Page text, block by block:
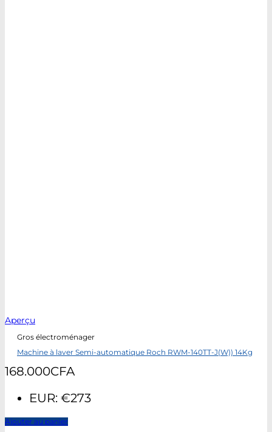
Aperçu
Gros électroménager
Machine à laver Semi-automatique Roch RWM-140TT-J(W)) 14Kg
168.000CFA
EUR: €273
Ajouter au panier